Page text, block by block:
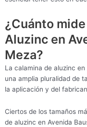
¿Cuánto
Aluzinc en
Meza?
La calamina de aluzinc
una amplia pluralidad de
la aplicación y del
Ciertos de los tamaños
de aluzinc en Avenida